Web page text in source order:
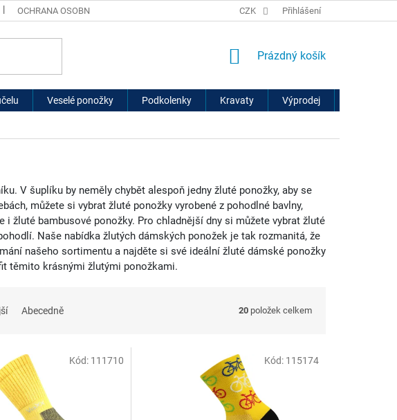
OCHRANA OSOBNÍCH ÚDAJŮ VRÁCENÍ ZBOŽÍ A REKLAMACE
CZK Přihlášení
NÁKUPNÍ
Prázdný košík
Veselé ponožky Podkolenky Kravaty Výprodej
V šuplíku by neměly chybět alespoň jedny žluté ponožky, aby se
můžete si vybrat žluté ponožky vyrobené z pohodlné bavlny,
žluté bambusové ponožky. Pro chladnější dny si můžete vybrat žluté
Naše nabídka žlutých dámských ponožek je tak rozmanitá, že
našeho sortimentu a najděte si své ideální žluté dámské ponožky
těmito krásnými žlutými ponožkami.
Abecedně 20 položek celkem
Kód: 111710 Kód: 115174